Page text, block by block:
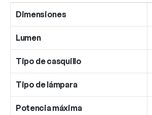
Dimensiones
Lumen
Tipo de casquillo
Tipo de lámpara
Potencia máxima